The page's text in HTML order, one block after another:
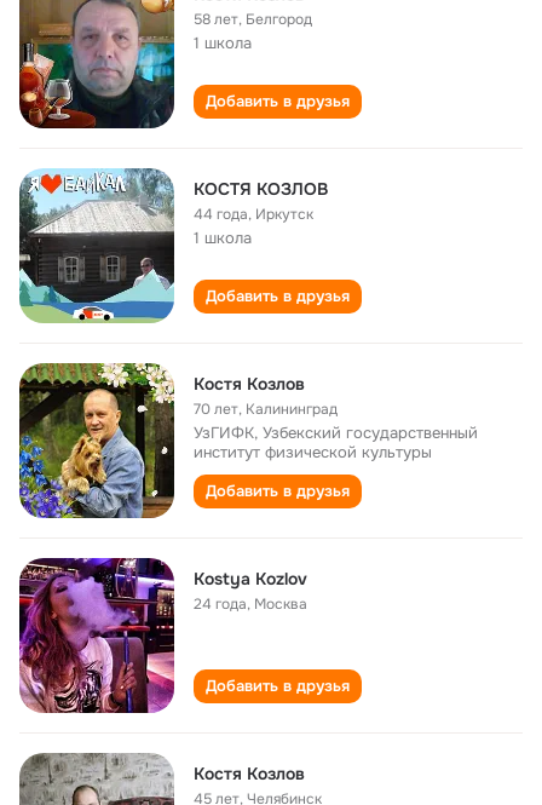
58 лет, Белгород
1 школа
Добавить в друзья
КОСТЯ КОЗЛОВ
44 года, Иркутск
1 школа
Добавить в друзья
Костя Козлов
70 лет, Калининград
УзГИФК, Узбекский государственный
институт физической культуры
Добавить в друзья
Kostya Kozlov
24 года, Москва
Добавить в друзья
Костя Козлов
45 лет,Челябинск